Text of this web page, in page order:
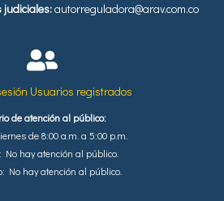
judiciales:autorreguladora@arav.com.co
Usuarios registrados
de atención al público:
de 8:00 a.m. a 5:00 p.m.
No hay atención al público.
No hay atención al público.